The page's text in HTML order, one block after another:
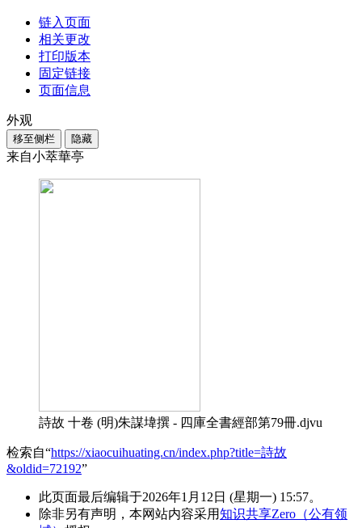
链入页面
相关更改
打印版本
固定链接
页面信息
外观
移至侧栏 隐藏
来自小萃華亭
詩故 十卷 (明)朱謀㙔撰 - 四庫全書經部第79冊.djvu
检索自“https://xiaocuihuating.cn/index.php?title=詩故
&oldid=72192”
此页面最后编辑于2026年1月12日 (星期一) 15:57。
除非另有声明，本网站内容采用知识共享Zero（公有领